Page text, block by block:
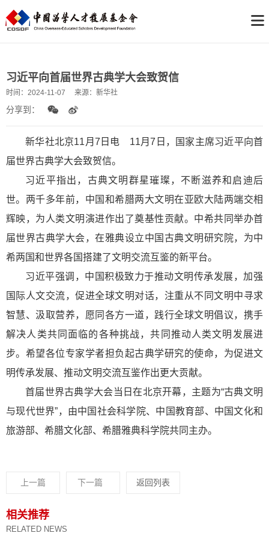
习近平向首届世界古典学大会致贺信
时间： 2024-11-07 来源： 新华社
分享到：
新华社北京11月7日电 11月7日，国家主席习近平向首
届世界古典学大会致贺信。
习近平指出，古典文明群星璀璨，不断滋养和启迪后
世。两千多年前，中国和希腊两大文明在亚欧大陆两端交相
辉映，为人类文明演进作出了奠基性贡献。中希共同举办首
届世界古典学大会，在雅典设立中国古典文明研究院，为中
希两国和世界各国搭建了文明交流互鉴的新平台。
习近平强调，中国积极致力于推动文明传承发展，加强
国际人文交流，促进全球文明对话，注重从不同文明中寻求
智慧、汲取营养，愿同各方一道，践行全球文明倡议，携手
解决人类共同面临的各种挑战，共同推动人类文明发展进
步。希望各位专家学者担负起古典学研究的使命，为促进文
明传承发展、推动文明交流互鉴作出更大贡献。
首届世界古典学大会当日在北京开幕，主题为“古典文明
与现代世界”，由中国社会科学院、中国教育部、中国文化和
旅游部、希腊文化部、希腊雅典科学院共同主办。
上一篇 下一篇 返回列表
相关推荐
RELATED NEWS